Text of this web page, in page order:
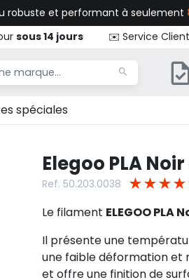
robuste et performant à seulement
sous 14 jours ✉️ Service
spéciales
Elegoo PLA
Ref. 50.203.0038 ★ ★ ★ ★
Le filament ELEGOO PLA
Il présente une
une faible déformation et
et offre une finition de